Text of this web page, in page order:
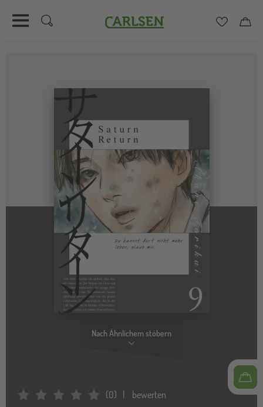
Carlsen
Nach Ähnlichem stöbern
Average Rating: 0 (0) bewerten